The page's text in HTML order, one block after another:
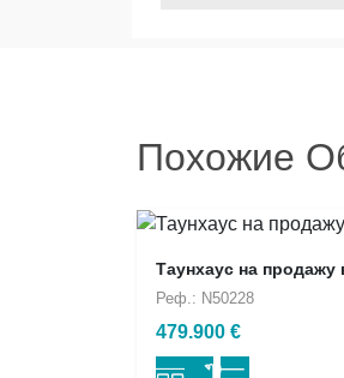
Похожие
Таунхаус на
Реф.: N50228
479.900 €